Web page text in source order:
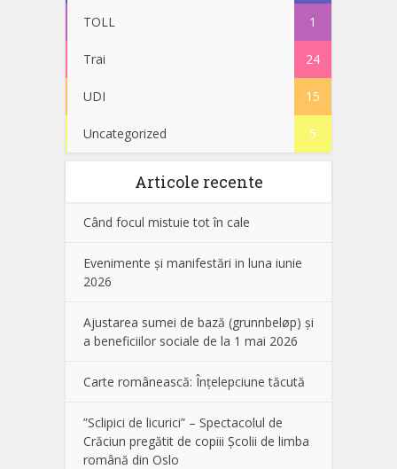
TOLL 1
Trai 24
UDI 15
Uncategorized 5
Articole recente
Când focul mistuie tot în cale
Evenimente și manifestări in luna iunie
2026
Ajustarea sumei de bază (grunnbeløp) și
a beneficiilor sociale de la 1 mai 2026
Carte românească: Înțelepciune tăcută
”Sclipici de licurici” – Spectacolul de
Crăciun pregătit de copiii Școlii de limba
română din Oslo